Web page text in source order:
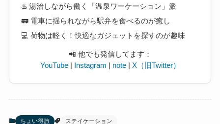
♨️ 湯治しながら働く「温泉ワーケーション」派
🚃 電車に揺られながら駅弁を食べるのが癒し
💻 荷物は軽く！快適なガジェットを探すのが趣味
📲 他でも発信してます：
YouTube| Instagram | note| X（旧Twitter）
ちょい得旅 ステイケーション